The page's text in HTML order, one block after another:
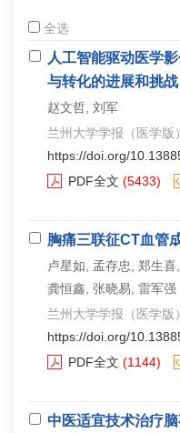
全选
人工智能驱动医学
与转化的进展和挑战
赵文哲, 刘军
兰州大学学报（医学版）
https://doi.org/
PDF全文 (5433)
胸痛三联征CT血管
卢星如, 孟存忠, 郑生
龚恒鑫, 张晓易, 雷军强
兰州大学学报（医学版）
https://doi.org/
PDF全文 (1144)
中医适宜技术治疗